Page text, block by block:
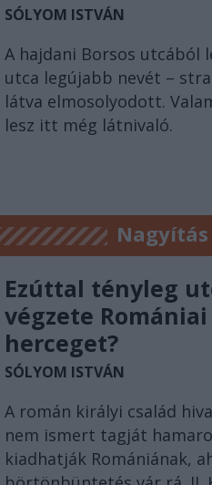
SÓLYOM ISTVÁN
A hajdani Borsos utcából
utca legújabb nevét –
látva elmosolyodott.
lesz itt még látnivaló.
Nagyítás
Ezúttal tényleg
végzete
herceget?
SÓLYOM ISTVÁN
A román királyi család
nem ismert tagját
kiadhatják Romániának,